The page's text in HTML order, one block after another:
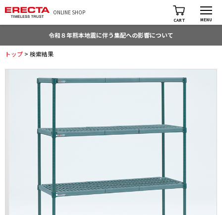
ONLINE SHOP
CART MENU
令和８年熊本地震に伴う集配への影響について
トップ > 検索結果